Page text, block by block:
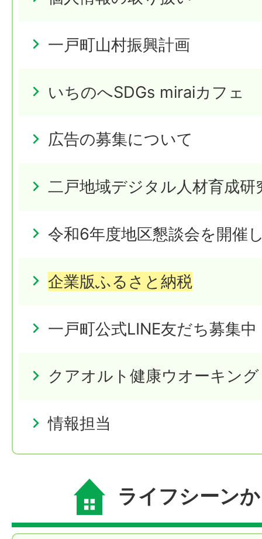
一戸町山村振興計画
いちのへSDGs miraiカフェ
広告の募集について
二戸地域デジタル人材育成研
令和6年度地区懇談会を開催
企業版ふるさと納税
一戸町公式LINE友だち募集中
クアオルト健康ウオーキング
情報担当
ライフシーン